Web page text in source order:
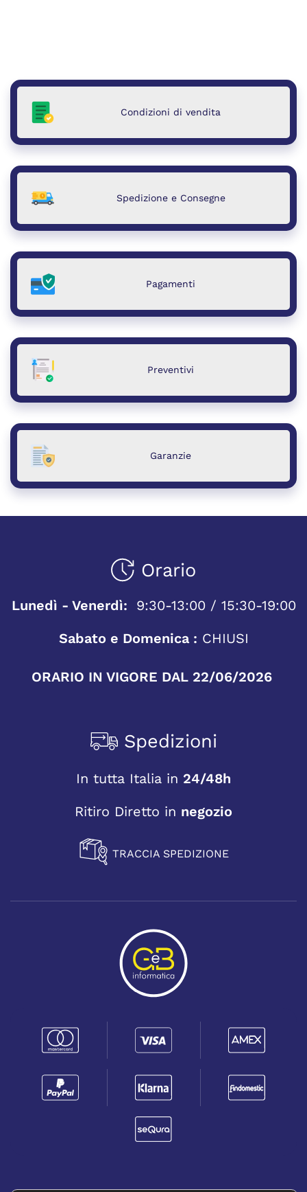
Condizioni di vendita
Spedizione e Consegne
Pagamenti
Preventivi
Garanzie
Orario
Lunedì - Venerdì:
9:30-13:00 / 15:30-19:00
Sabato e Domenica : CHIUSI
ORARIO IN VIGORE DAL 22/06/2026
Spedizioni
In tutta Italia in 24/48h
Ritiro Diretto in negozio
TRACCIA SPEDIZIONE